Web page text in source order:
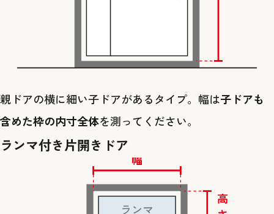
親ドアの横に細い子ドアがあるタイプ。幅は子ドアも
含めた枠の内寸全体を測ってください。
ランマ付き片開きドア
ランマ
幅
高さ